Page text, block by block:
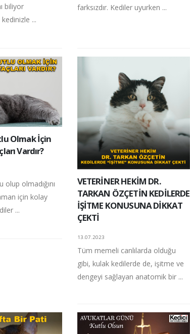
biliyor
...
farksızdır. Kediler uyurken ...
Olmak İçin
Vardır?
olmadığını
için kolay
...
VETERİNER HEKİM DR.
TARKAN ÖZÇETİN KEDİLERDE
İŞİTME KONUSUNA DİKKAT
ÇEKTİ
13.07.2023
Tüm memeli canlılarda olduğu
gibi, kulak kedilerde de, işitme ve
dengeyi sağlayan anatomik bir ...